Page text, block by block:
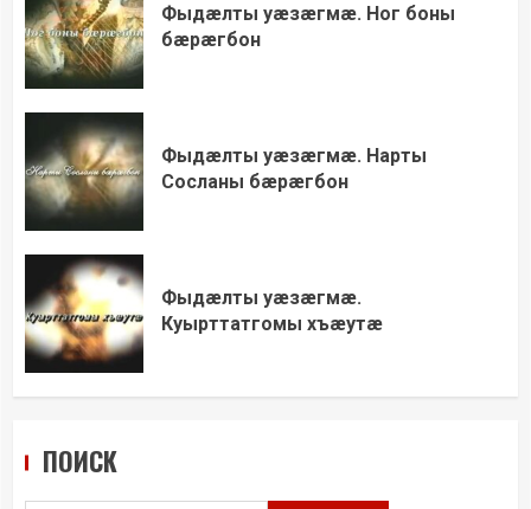
Фыдæлты уæзæгмæ. Ног боны
бæрæгбон
Фыдæлты уæзæгмæ. Нарты
Сосланы бæрæгбон
Фыдæлты уæзæгмæ.
Куырттатгомы хъæутæ
ПОИСК